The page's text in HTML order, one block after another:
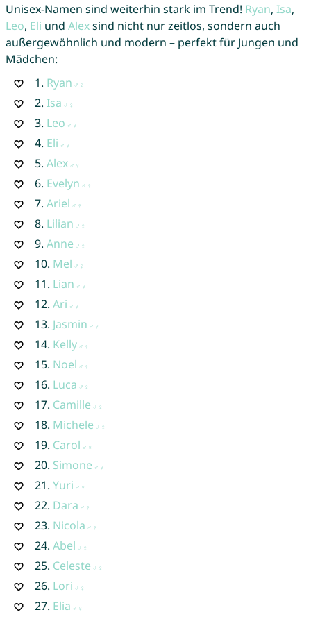
Unisex-Namen sind weiterhin stark im Trend! Ryan, Isa,
Leo, Eli und Alexsind nicht nur zeitlos, sondern auch
außergewöhnlich und modern – perfekt für Jungen und
Mädchen:
1. Ryan
2. Isa
3. Leo
4. Eli
5. Alex
6. Evelyn
7. Ariel
8. Lilian
9. Anne
10. Mel
11. Lian
12. Ari
13. Jasmin
14. Kelly
15. Noel
16. Luca
17. Camille
18. Michele
19. Carol
20. Simone
21. Yuri
22. Dara
23. Nicola
24. Abel
25. Celeste
26. Lori
27. Elia